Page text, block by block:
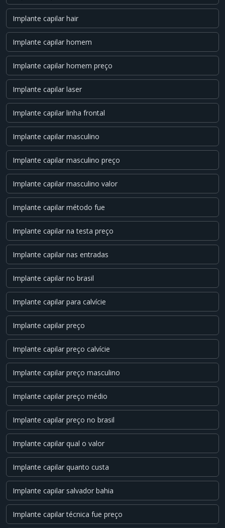
Implante capilar hair
Implante capilar homem
Implante capilar homem preço
Implante capilar laser
Implante capilar linha frontal
Implante capilar masculino
Implante capilar masculino preço
Implante capilar masculino valor
Implante capilar método fue
Implante capilar na testa preço
Implante capilar nas entradas
Implante capilar no brasil
Implante capilar para calvície
Implante capilar preço
Implante capilar preço calvície
Implante capilar preço masculino
Implante capilar preço médio
Implante capilar preço no brasil
Implante capilar qual o valor
Implante capilar quanto custa
Implante capilar salvador bahia
Implante capilar técnica fue preço